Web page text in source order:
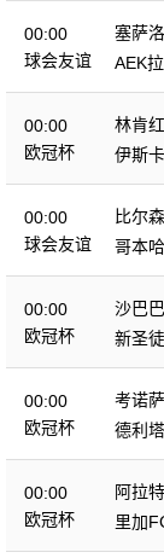
00:00
球会友谊
塞萨
AEK
00:00
欧冠杯
林肯
伊斯
00:00
球会友谊
比尔
哥本
00:00
欧冠杯
沙巴
新圣徒
00:00
欧冠杯
考诺
德利塔
00:00
欧冠杯
阿拉
里加